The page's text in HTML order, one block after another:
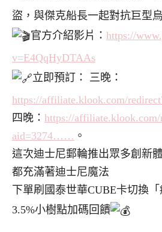
盜，與傑克船長一起對抗巨型
官方介紹影片： https://
v=E4QqHyDTAAs
立即預訂： 三晚：
https://affiliate.klook.com/
四晚： https://affiliate.klook.com/
aid=3274…… 。
這次迪士尼郵輪推出眾多創新
都充滿著迪士尼魔法
下單刷國泰世華CUBE卡切換
3.5%小樹點加碼回饋